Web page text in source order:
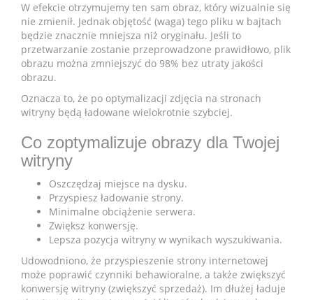
W efekcie otrzymujemy ten sam obraz, który wizualnie się
nie zmienił. Jednak objętość (waga) tego pliku w bajtach
będzie znacznie mniejsza niż oryginału. Jeśli to
przetwarzanie zostanie przeprowadzone prawidłowo, plik
obrazu można zmniejszyć do 98% bez utraty jakości
obrazu.
Oznacza to, że po optymalizacji zdjęcia na stronach
witryny będą ładowane wielokrotnie szybciej.
Co zoptymalizuje obrazy dla Twojej
witryny
Oszczędzaj miejsce na dysku.
Przyspiesz ładowanie strony.
Minimalne obciążenie serwera.
Zwiększ konwersję.
Lepsza pozycja witryny w wynikach wyszukiwania.
Udowodniono, że przyspieszenie strony internetowej
może poprawić czynniki behawioralne, a także zwiększyć
konwersję witryny (zwiększyć sprzedaż). Im dłużej ładuje